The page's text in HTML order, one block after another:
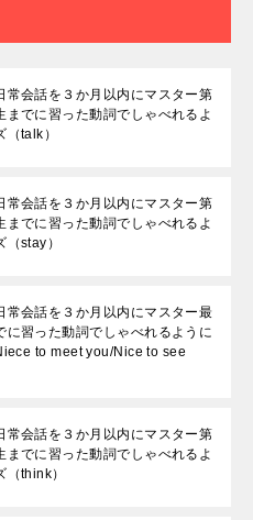
常会話を３か月以内にマスター第
までに習った動詞でしゃべれるよ
（talk）
常会話を３か月以内にマスター第
までに習った動詞でしゃべれるよ
（stay）
常会話を３か月以内にマスター最
に習った動詞でしゃべれるように
to meet you/Nice to see
常会話を３か月以内にマスター第
までに習った動詞でしゃべれるよ
（think）